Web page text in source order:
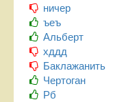
ничер
ъеъ
Альберт
хддд
Баклажанить
Чертоган
Рб